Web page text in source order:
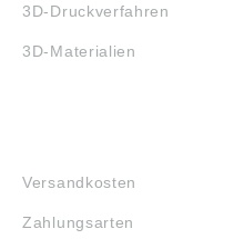
3D-Druckverfahren
3D-Materialien
Versandkosten
Zahlungsarten